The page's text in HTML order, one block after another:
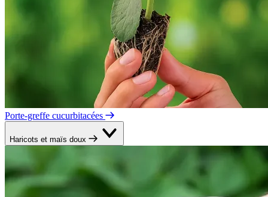
Porte-greffe cucurbitacées
Haricots et maïs doux